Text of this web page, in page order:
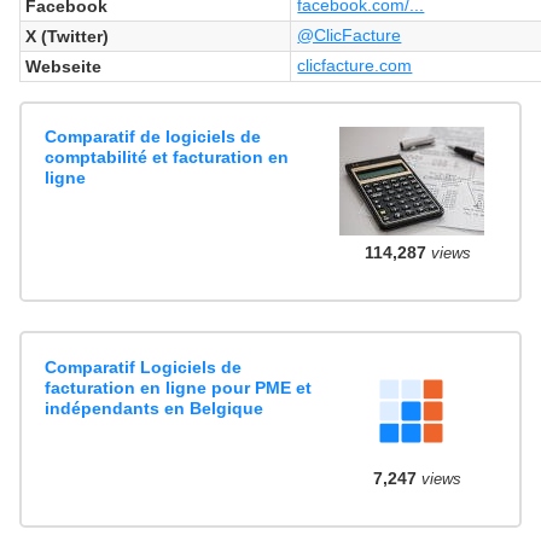
Facebook
facebook.com/...
X (Twitter)
@ClicFacture
Webseite
clicfacture.com
Comparatif de logiciels de
comptabilité et facturation en
ligne
114,287 views
Comparatif Logiciels de
facturation en ligne pour PME et
indépendants en Belgique
7,247views